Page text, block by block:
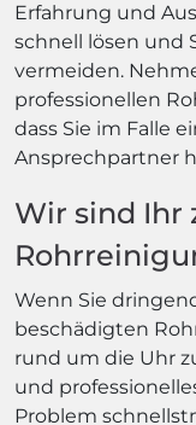
Erfahrung und
schnell lösen und
vermeiden.
professionellen
dass Sie im Falle
Ansprechpartner
Wir sind Ihr
Wenn Sie
beschädigten
rund um die Uhr
und
Problem